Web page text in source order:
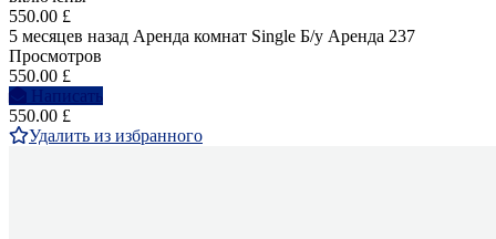
550.00 £
5 месяцев назад Аренда комнат Single Б/у Аренда 237
Просмотров
550.00 £
Написать
550.00 £
Удалить из избранного